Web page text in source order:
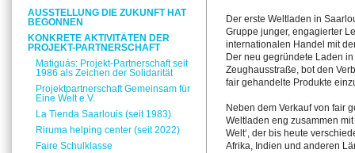
Der erste Weltladen in
Gruppe junger, engagierter
internationalen Handel mit
Der neu gegründete Laden
Zeughausstraße, bot den
fair gehandelte Produkte
Neben dem Verkauf von fair
Weltladen eng zusammen
Welt‘, der bis heute
Afrika, Indien und anderen
AUSSTELLUNG DIE ZUKUNFT HAT
BEGONNEN
KONKRETE AKTIVITÄTEN DER
PROJEKT-PARTNERSCHAFT
Matiguás: Projekt-Partnerschaft seit
1986 als Zeichen der Solidarität
Projektpartnerschaft Gemeinsam für
Eine Welt e.V.
La Tienda Saarlouis (seit 1983)
Riruma helping center (seit 2022)
Faire Schulklasse